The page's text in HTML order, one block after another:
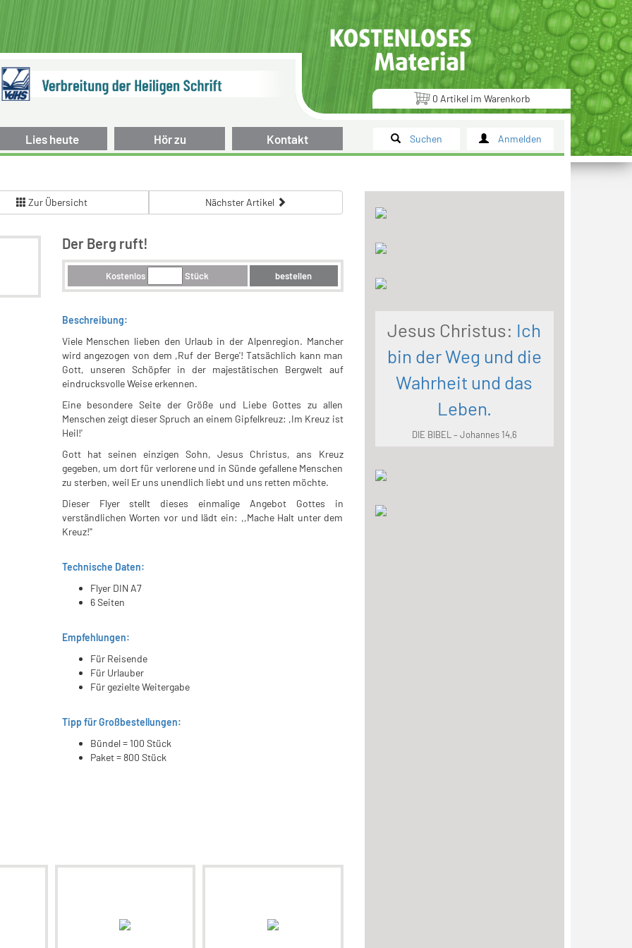
0 Artikel im Warenkorb
Lies heute Hör zu Kontakt Suchen Anmelden
Zur Übersicht Nächster Artikel
Der Berg ruft!
Kostenlos Stück bestellen
Beschreibung:
Viele Menschen lieben den Urlaub in der Alpenregion. Mancher
wird angezogen von dem ,Ruf der Berge'! Tatsächlich kann man
Gott, unseren Schöpfer in der majestätischen Bergwelt auf
eindrucksvolle Weise erkennen.
Eine besondere Seite der Größe und Liebe Gottes zu allen
Menschen zeigt dieser Spruch an einem Gipfelkreuz: ,Im Kreuz ist
Heil!'
Gott hat seinen einzigen Sohn, Jesus Christus, ans Kreuz
gegeben, um dort für verlorene und in Sünde gefallene Menschen
zu sterben, weil Er uns unendlich liebt und uns retten möchte.
Dieser Flyer stellt dieses einmalige Angebot Gottes in
verständlichen Worten vor und lädt ein: ,,Mache Halt unter dem
Kreuz!''
Technische Daten:
Flyer DIN A7
6 Seiten
Empfehlungen:
Für Reisende
Für Urlauber
Für gezielte Weitergabe
Tipp für Großbestellungen:
Bündel = 100 Stück
Paket = 800 Stück
Jesus Christus: Ich
bin der Weg und die
Wahrheit und das
Leben.
DIE BIBEL – Johannes 14,6